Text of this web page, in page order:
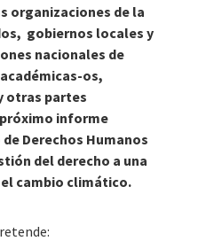
organizaciones de la
gobiernos locales y
nacionales de
os,
otras partes
informe
Derechos Humanos
del derecho a una
cambio climático.